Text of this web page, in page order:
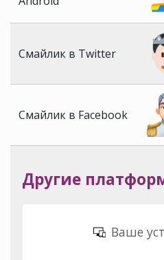
Смайлик в Twitter
Смайлик в Facebook
Другие
Ваше